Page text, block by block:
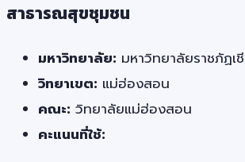
สาธารณสุขชุมชน
มหาวิทยาลัย: มหาวิทยาลัยราชภัฏเ
วิทยาเขต: แม่ฮ่องสอน
คณะ: วิทยาลัยแม่ฮ่องสอน
คะแนนที่ใช้: